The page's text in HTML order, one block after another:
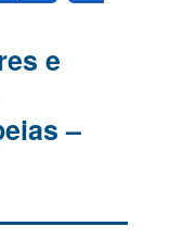
e
–